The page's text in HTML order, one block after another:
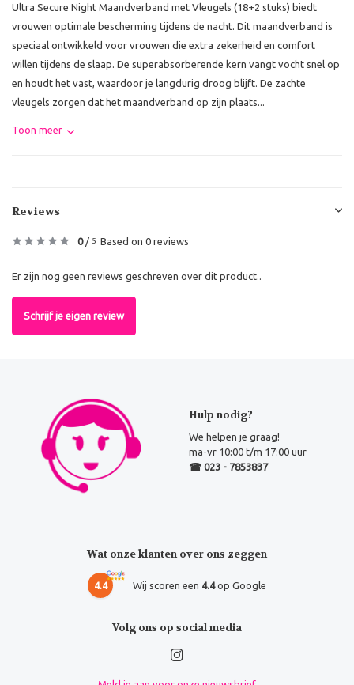
Ultra Secure Night Maandverband met Vleugels (18+2 stuks) biedt
vrouwen optimale bescherming tijdens de nacht. Dit maandverband is
speciaal ontwikkeld voor vrouwen die extra zekerheid en comfort
willen tijdens de slaap. De superabsorberende kern vangt vocht snel op
en houdt het vast, waardoor je langdurig droog blijft. De zachte
vleugels zorgen dat het maandverband op zijn plaats...
Toon meer
Reviews
0/ 5 Based on 0 reviews
Er zijn nog geen reviews geschreven over dit product..
Schrijf je eigen review
Hulp nodig?
We helpen je graag!
ma-vr 10:00 t/m 17:00 uur
☎ 023 - 7853837
Wat onze klanten over ons zeggen
4.4 Wij scoren een 4.4op Google
Volg ons op social media